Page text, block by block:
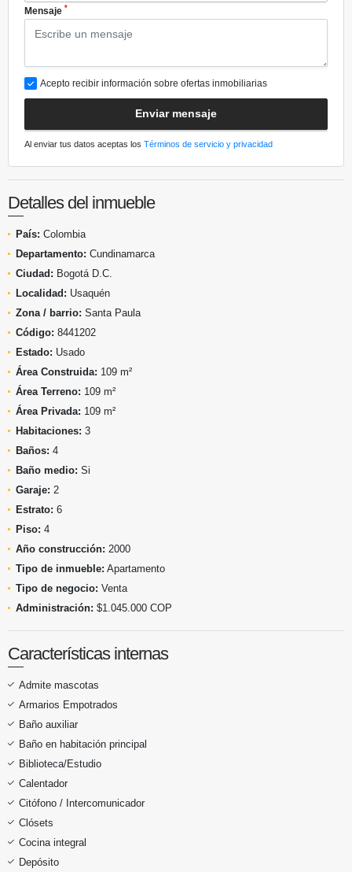
Mensaje *
Acepto recibir información sobre ofertas inmobiliarias
Enviar mensaje
Al enviar tus datos aceptas los Términos de servicio y privacidad
Detalles del inmueble
País: Colombia
Departamento: Cundinamarca
Ciudad: Bogotá D.C.
Localidad: Usaquén
Zona / barrio: Santa Paula
Código: 8441202
Estado: Usado
Área Construida: 109 m²
Área Terreno: 109 m²
Área Privada: 109 m²
Habitaciones: 3
Baños: 4
Baño medio: Si
Garaje: 2
Estrato: 6
Piso: 4
Año construcción: 2000
Tipo de inmueble: Apartamento
Tipo de negocio: Venta
Administración: $1.045.000 COP
Características internas
Admite mascotas
Armarios Empotrados
Baño auxiliar
Baño en habitación principal
Biblioteca/Estudio
Calentador
Citófono / Intercomunicador
Clósets
Cocina integral
Depósito